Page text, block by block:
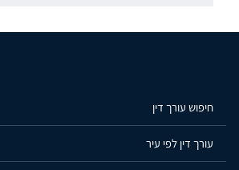
חיפוש עורך דין
עורך דין לפי עיר